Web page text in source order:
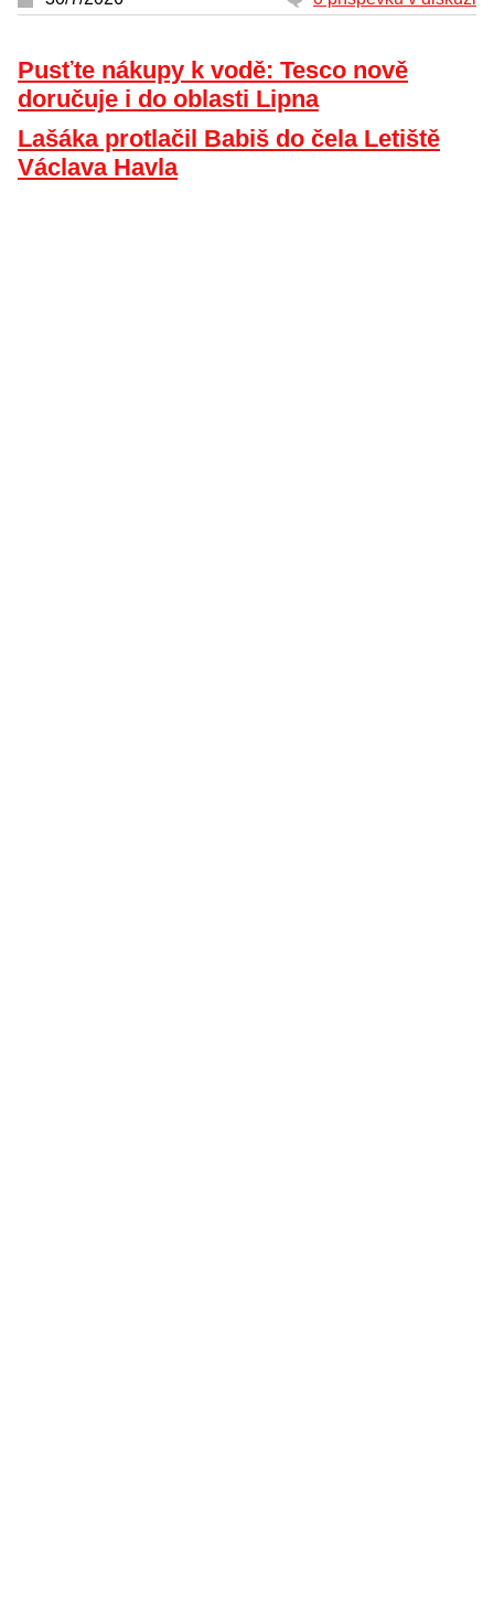
Pusťte nákupy k vodě: Tesco nově
doručuje i do oblasti Lipna
Lašáka protlačil Babiš do čela Letiště
Václava Havla